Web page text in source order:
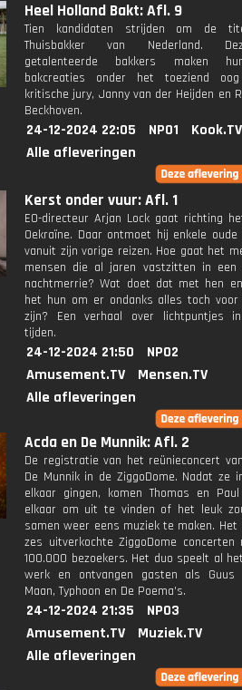
Heel Holland Bakt: Afl. 9
Tien kandidaten strijden om de
Thuisbakker van Nederland.
getalenteerde bakkers maken
bakcreaties onder het toeziend
kritische jury, Janny van der Heijden en
Beckhoven.
24-12-2024 22:05 NPO1
Kook.TV
Alle afleveringen
Kerst onder vuur: Afl. 1
EO-directeur Arjan Lock gaat richting
Oekraïne. Daar ontmoet hij enkele oude
vanuit zijn vorige reizen. Hoe gaat het
mensen die al jaren vastzitten in een
nachtmerrie? Wat doet dat met hen
het hun om er ondanks alles toch
zijn? Een verhaal over lichtpuntjes
tijden.
24-12-2024 21:50
NPO2
Amusement.TV
Mensen.TV
Alle afleveringen
Acda en De Munnik: Afl. 2
De registratie van het reünieconcert
De Munnik in de ZiggoDome. Nadat ze
elkaar gingen, komen Thomas en
elkaar om uit te vinden of het leuk
samen weer eens muziek te maken.
zes uitverkochte ZiggoDome
100.000 bezoekers. Het duo speelt al
werk en ontvangen gasten als Guus
Maan, Typhoon en De Poema's.
24-12-2024 21:35
NPO3
Amusement.TV
Muziek.TV
Alle afleveringen